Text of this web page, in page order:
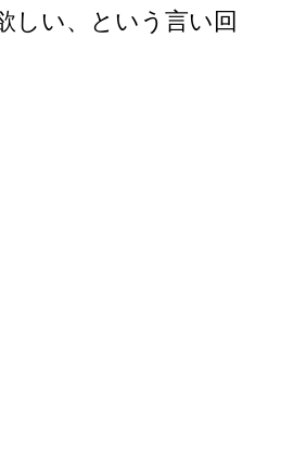
しい、という言い回